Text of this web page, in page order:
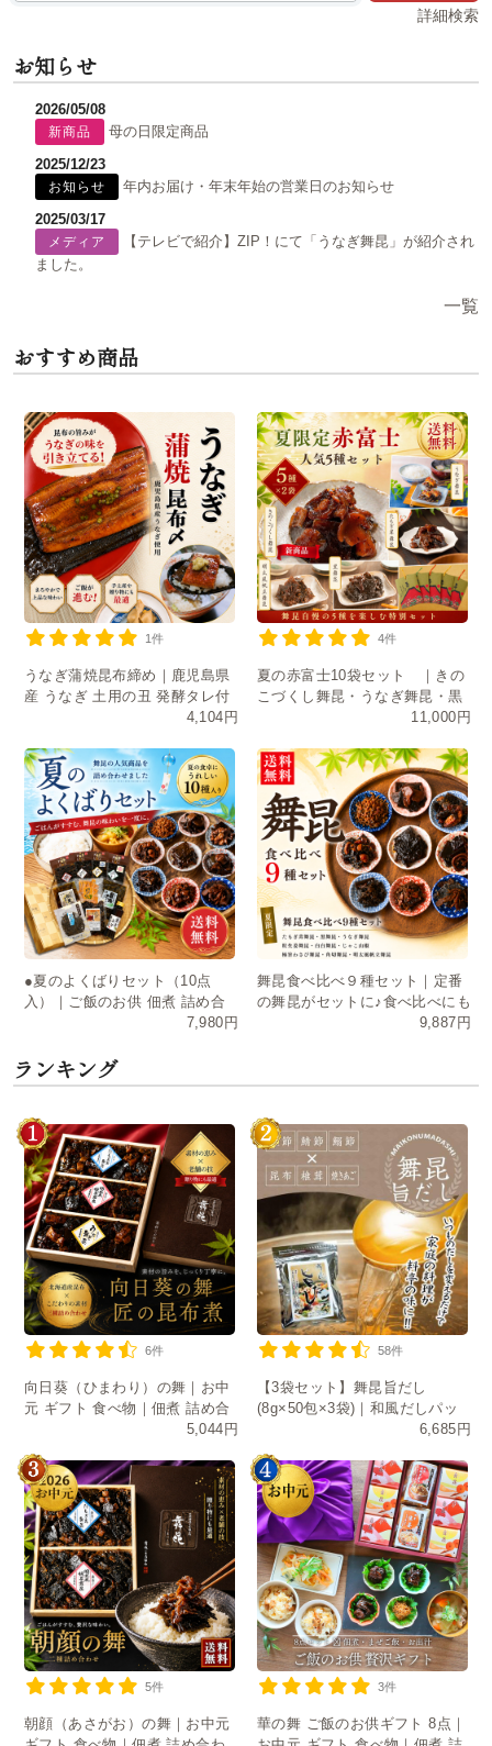
詳細検索
お知らせ
2026/05/08
新商品
母の日限定商品
2025/12/23
お知らせ
年内お届け・年末年始の営業日のお知らせ
2025/03/17
メディア
【テレビで紹介】ZIP！にて「うなぎ舞昆」が紹介され
ました。
一覧
おすすめ商品
うなぎ蒲焼昆布締め｜鹿児島県
産 うなぎ 土用の丑 発酵タレ付
4,104円
1件
夏の赤富士10袋セット ｜きの
こづくし舞昆・うなぎ舞昆・黒
舞昆・たもぎ茸・明太風帆立舞
11,000円
4件
●夏のよくばりセット（10点
入）｜ご飯のお供 佃煮 詰め合
わせ お中元 ギフト 送料無料
7,980円
舞昆食べ比べ９種セット｜定番
の舞昆がセットに♪食べ比べにも
9,887円
ランキング
向日葵（ひまわり）の舞｜お中
元 ギフト 食べ物｜佃煮 詰め合
5,044円
6件
【3袋セット】舞昆旨だし
(8g×50包×3袋)｜和風だしパッ
ク 味噌汁・炊き込みご飯に6,685円
58件
朝顔（あさがお）の舞｜お中元
5件
華の舞 ご飯のお供ギフト 8点｜
3件